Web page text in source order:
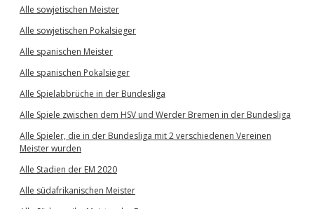
Alle sowjetischen Meister
Alle sowjetischen Pokalsieger
Alle spanischen Meister
Alle spanischen Pokalsieger
Alle Spielabbrüche in der Bundesliga
Alle Spiele zwischen dem HSV und Werder Bremen in der Bundesliga
Alle Spieler, die in der Bundesliga mit 2 verschiedenen Vereinen
Meister wurden
Alle Stadien der EM 2020
Alle südafrikanischen Meister